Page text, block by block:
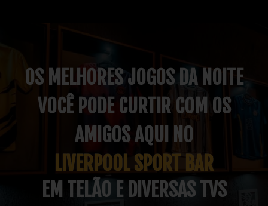
OS MELHORES JOGOS DA NOITE
VOCÊ PODE CURTIR COM OS
AMIGOS AQUI NO
LIVERPOOL SPORT BAR
EM TELÃO E DIVERSAS TVS